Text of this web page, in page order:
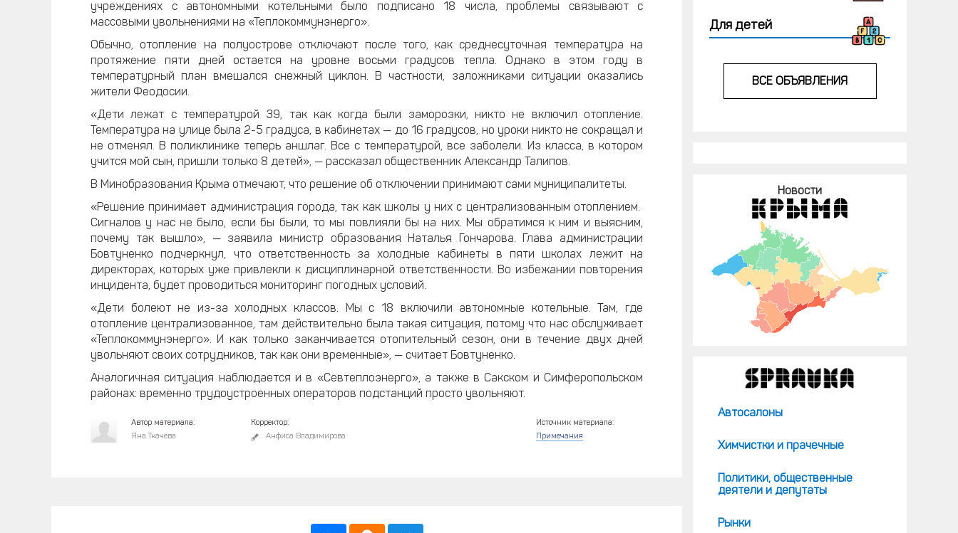
учреждениях с автономными котельными было подписано 18 числа, проблемы связывают с
массовыми увольнениями на «Теплокоммунэнерго».
Обычно, отопление на полуострове отключают после того, как среднесуточная температура на
протяжение пяти дней остается на уровне восьми градусов тепла. Однако в этом году в
температурный план вмешался снежный циклон. В частности, заложниками ситуации оказались
жители Феодосии.
«Дети лежат с температурой 39, так как когда были заморозки, никто не включил отопление.
Температура на улице была 2-5 градуса, в кабинетах — до 16 градусов, но уроки никто не сокращал и
не отменял. В поликлинике теперь аншлаг. Все с температурой, все заболели. Из класса, в котором
учится мой сын, пришли только 8 детей», — рассказал общественник Александр Талипов.
В Минобразования Крыма отмечают, что решение об отключении принимают сами муниципалитеты.
«Решение принимает администрация города, так как школы у них с централизованным отоплением.
Сигналов у нас не было, если бы были, то мы повлияли бы на них. Мы обратимся к ним и выясним,
почему так вышло», — заявила министр образования Наталья Гончарова. Глава администрации
Бовтуненко подчеркнул, что ответственность за холодные кабинеты в пяти школах лежит на
директорах, которых уже привлекли к дисциплинарной ответственности. Во избежании повторения
инцидента, будет проводиться мониторинг погодных условий.
«Дети болеют не из-за холодных классов. Мы с 18 включили автономные котельные. Там, где
отопление централизованное, там действительно была такая ситуация, потому что нас обслуживает
«Теплокоммунэнерго». И как только заканчивается отопительный сезон, они в течение двух дней
увольняют своих сотрудников, так как они временные», — считает Бовтуненко.
Аналогичная ситуация наблюдается и в «Севтеплоэнерго», а также в Сакском и Симферопольском
районах: временно трудоустроенных операторов подстанций просто увольняют.
Автор материала:
Яна Ткачёва
Корректор:
Анфиса Владимирова
Источник материала:
Примечания
Для детей
ВСЕ ОБЪЯВЛЕНИЯ
Новости
Автосалоны
Химчистки и прачечные
Политики, общественные
деятели и депутаты
Рынки